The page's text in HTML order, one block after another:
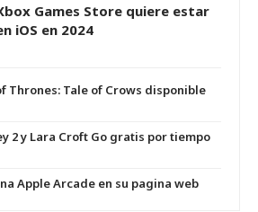
Games Store quiere estar
iOS en 2024
Thrones: Tale of Crows disponible
2 y Lara Croft Go gratis por tiempo
Apple Arcade en su pagina web